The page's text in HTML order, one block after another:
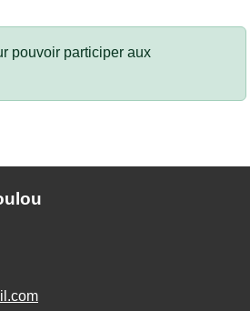
pouvoir participer aux